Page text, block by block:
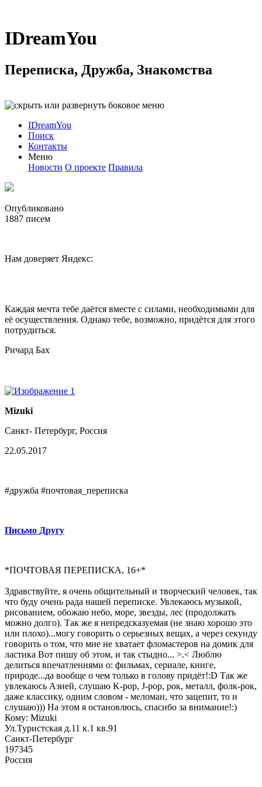
IDreamYou
Переписка, Дружба, Знакомства
IDreamYou
Поиск
Контакты
Меню
Новости О проекте Правила
Опубликовано
1887 писем
Нам доверяет Яндекс:
Каждая мечта тебе даётся вместе с силами, необходимыми для
её осуществления. Однако тебе, возможно, придётся для этого
потрудиться.
Ричард Бах
Mizuki
Санкт- Петербург, Россия
22.05.2017
#дружба #почтовая_переписка
Письмо Другу
*ПОЧТОВАЯ ПЕРЕПИСКА, 16+*
Здравствуйте, я очень общительный и творческий человек, так
что буду очень рада нашей переписке. Увлекаюсь музыкой,
рисованием, обожаю небо, море, звезды, лес (продолжать
можно долго). Так же я непредсказуемая (не знаю хорошо это
или плохо)...могу говорить о серьезных вещах, а через секунду
говорить о том, что мне не хватает фломастеров на домик для
ластика Вот пишу об этом, и так стыдно... >.< Люблю
делиться впечатлениями о: фильмах, сериале, книге,
природе...да вообще о чем только в голову придёт!:D Так же
увлекаюсь Азией, слушаю K-pop, J-pop, рок, металл, фолк-рок,
даже классику, одним словом - меломан, что зацепит, то и
слушаю))) На этом я остановлюсь, спасибо за внимание!:)
Кому: Mizuki
Ул.Туристская д.11 к.1 кв.91
Санкт-Петербург
197345
Россия